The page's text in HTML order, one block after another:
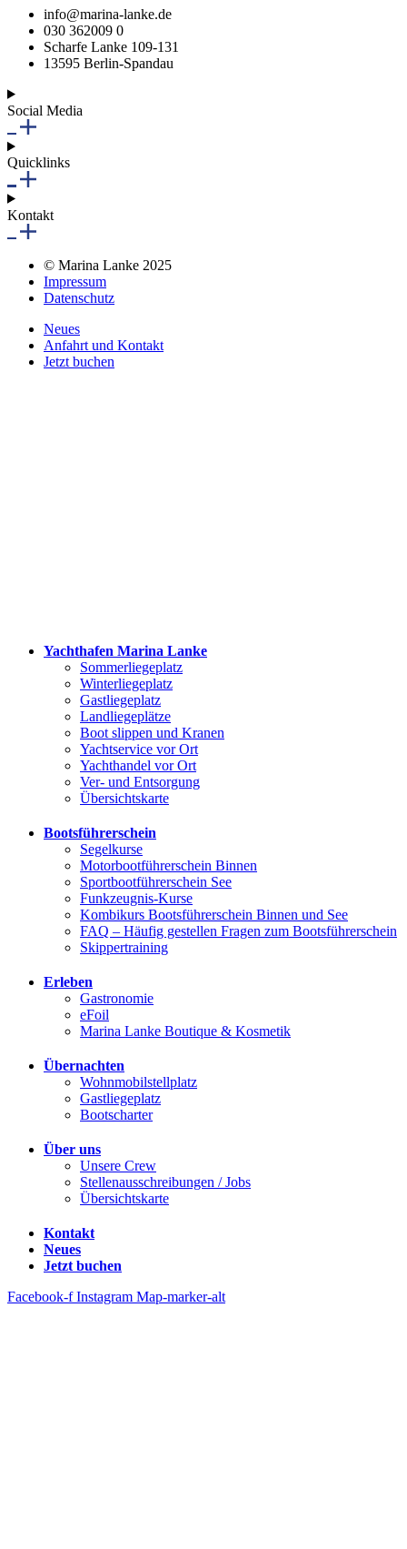
info@marina-lanke.de
030 362009 0
Scharfe Lanke 109-131
13595 Berlin-Spandau
Social Media
Quicklinks
Kontakt
© Marina Lanke 2025
Impressum
Datenschutz
Neues
Anfahrt und Kontakt
Jetzt buchen
Yachthafen Marina Lanke
Sommerliegeplatz
Winterliegeplatz
Gastliegeplatz
Landliegeplätze
Boot slippen und Kranen
Yachtservice vor Ort
Yachthandel vor Ort
Ver- und Entsorgung
Übersichtskarte
Bootsführerschein
Segelkurse
Motorbootführerschein Binnen
Sportbootführerschein See
Funkzeugnis-Kurse
Kombikurs Bootsführerschein Binnen und See
FAQ – Häufig gestellen Fragen zum Bootsführerschein
Skippertraining
Erleben
Gastronomie
eFoil
Marina Lanke Boutique & Kosmetik
Übernachten
Wohnmobilstellplatz
Gastliegeplatz
Bootscharter
Über uns
Unsere Crew
Stellenausschreibungen / Jobs
Übersichtskarte
Kontakt
Neues
Jetzt buchen
Facebook-f Instagram Map-marker-alt